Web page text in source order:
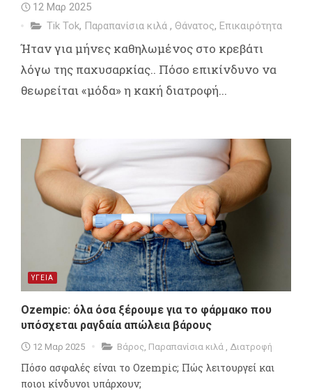
12 Μαρ 2025
Tik Tok, Παραπανίσια κιλά , Θάνατος, Επικαιρότητα
Ήταν για μήνες καθηλωμένος στο κρεβάτι
λόγω της παχυσαρκίας.. Πόσο επικίνδυνο να
θεωρείται «μόδα» η κακή διατροφή...
ΥΓΕΙΑ
Ozempic: όλα όσα ξέρουμε για το φάρμακο που
υπόσχεται ραγδαία απώλεια βάρους
12 Μαρ 2025 Βάρος Παραπανίσια κιλά Διατροφή
Πόσο ασφαλές είναι το Ozempic; Πώς λειτουργεί και
ποιοι κίνδυνοι υπάρχουν;